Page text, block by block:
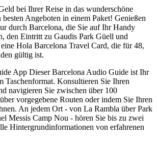
bei Ihrer Reise in das wunderschöne
Angeboten in einem Paket! Genießen
durch Barcelona, die Sie auf Ihr Handy
den Eintritt zu Gaudis Park Güell und
Hola Barcelona Travel Card, die für 48,
gültig ist.
App Dieser Barcelona Audio Guide ist Ihr
Taschenformat. Konsultieren Sie Ihren
navigieren Sie zwischen über 100
vorgegebene Routen oder indem Sie Ihren
An jedem Ort - von La Rambla über Park
Messis Camp Nou - hören Sie bis zu zwei
Hintergrundinformationen von erfahrenen